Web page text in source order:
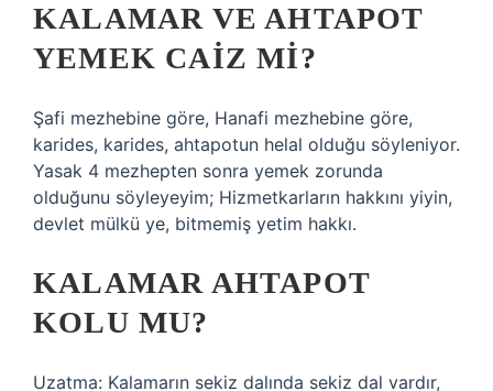
KALAMAR VE AHTAPOT
YEMEK CAIZ MI?
Şafi mezhebine göre, Hanafi mezhebine göre,
karides, karides, ahtapotun helal olduğu söyleniyor.
Yasak 4 mezhepten sonra yemek zorunda
olduğunu söyleyeyim; Hizmetkarların hakkını yiyin,
devlet mülkü ye, bitmemiş yetim hakkı.
KALAMAR AHTAPOT
KOLU MU?
Uzatma: Kalamarın sekiz dalında sekiz dal vardır,